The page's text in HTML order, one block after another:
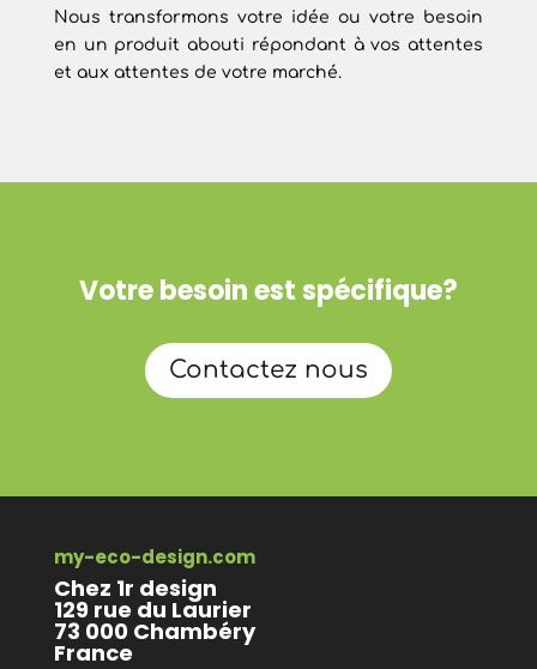
Nous transformons votre idée ou votre besoin
en un produit abouti répondant à vos attentes
et aux attentes de votre marché.
Votre besoin est spécifique?
Contactez nous
my-eco-design.com
Chez 1r design
129 rue du Laurier
73 000 Chambéry
France